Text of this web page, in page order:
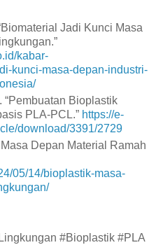
Jadi Kunci Masa
kabar-
kunci-masa-depan-industri-
Bioplastik
PLA-PCL.” https://e-
download/3391/2729
Depan Material Ramah
05/14/bioplastik-masa-
#Bioplastik #PLA